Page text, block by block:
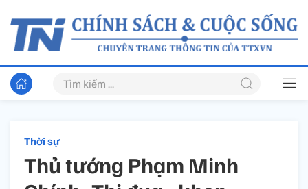
Thời sự
Thủ tướng Phạm Minh